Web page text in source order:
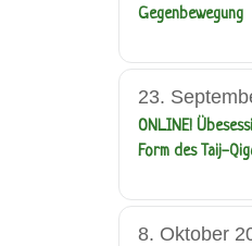
Gegenbewegung
23.
ONLINE!
Form des Taij-
8. Oktober